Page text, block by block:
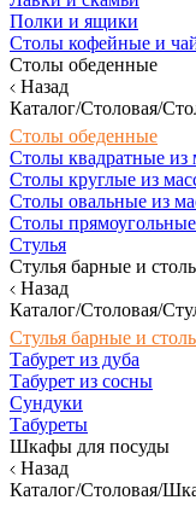
Полки и ящики
Столы кофейные и
Столы обеденные
Назад
Каталог/Столовая/
Столы обеденные
Столы квадратные из
Столы круглые из
Столы овальные из
Столы
Стулья
Стулья барные и
Назад
Каталог/Столовая/
Стулья барные и
Табурет из дуба
Табурет из сосны
Сундуки
Табуреты
Шкафы для посуды
Назад
Каталог/Столовая/